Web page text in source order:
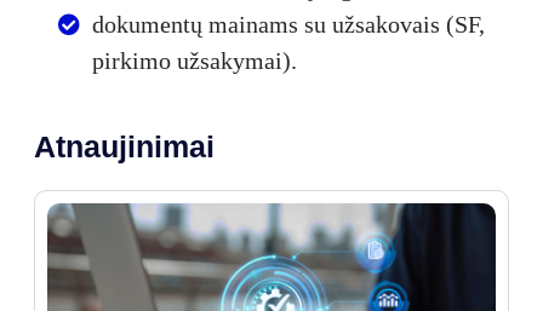
dokumentų mainams su užsakovais (SF,
pirkimo užsakymai).
Atnaujinimai